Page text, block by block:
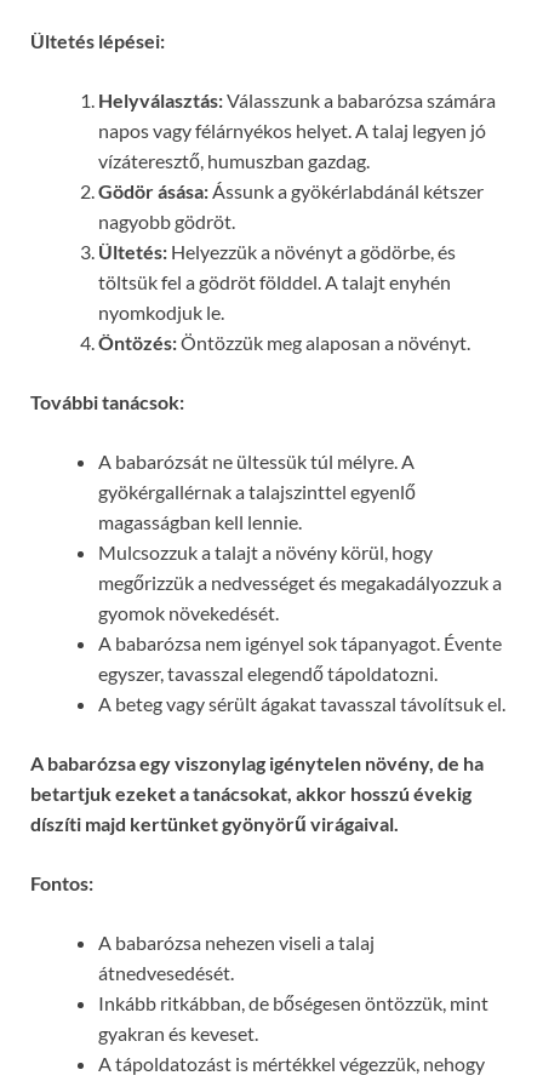
Ültetés lépései:
Helyválasztás:Válasszunk a babarózsa számára
napos vagy félárnyékos helyet. A talaj legyen jó
vízáteresztő, humuszban gazdag.
Gödör ásása:Ássunk a gyökérlabdánál kétszer
nagyobb gödröt.
Ültetés: Helyezzük a növényt a gödörbe, és
töltsük fel a gödröt földdel. A talajt enyhén
nyomkodjuk le.
Öntözés:Öntözzük meg alaposan a növényt.
További tanácsok:
A babarózsát ne ültessük túl mélyre. A
gyökérgallérnak a talajszinttel egyenlő
magasságban kell lennie.
Mulcsozzuk a talajt a növény körül, hogy
megőrizzük a nedvességet és megakadályozzuk a
gyomok növekedését.
A babarózsa nem igényel sok tápanyagot. Évente
egyszer, tavasszal elegendő tápoldatozni.
A beteg vagy sérült ágakat tavasszal távolítsuk el.
A babarózsa egy viszonylag igénytelen növény, de ha
betartjuk ezeket a tanácsokat, akkor hosszú évekig
díszíti majd kertünket gyönyörű virágaival.
Fontos:
A babarózsa nehezen viseli a talaj
átnedvesedését.
Inkább ritkábban, de bőségesen öntözzük, mint
gyakran és keveset.
A tápoldatozást is mértékkel végezzük, nehogy